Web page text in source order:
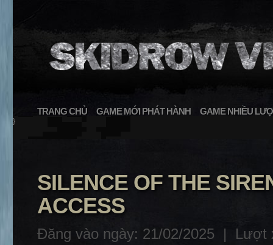
TRANG CHỦ GAME MỚI PHÁT HÀNH GAME NHIỀU
}
SILENCE OF THE
ACCESS
Đăng vào ngày: 21/02/2025 | Lượt